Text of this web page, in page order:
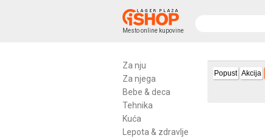
Mesto online kupovine
Za nju
Za njega
Bebe & deca
Tehnika
Kuća
Lepota & zdravlje
Popust Akcija